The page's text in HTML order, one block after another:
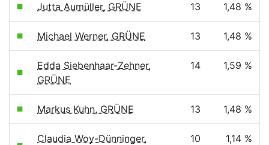
Jutta Aumüller, GRÜNE 13 1,48 %
Michael Werner, GRÜNE 13 1,48 %
Edda Siebenhaar-Zehner,
GRÜNE
14 1,59 %
Markus Kuhn, GRÜNE 13 1,48 %
Claudia Woy-Dünninger,
10 1,14 %